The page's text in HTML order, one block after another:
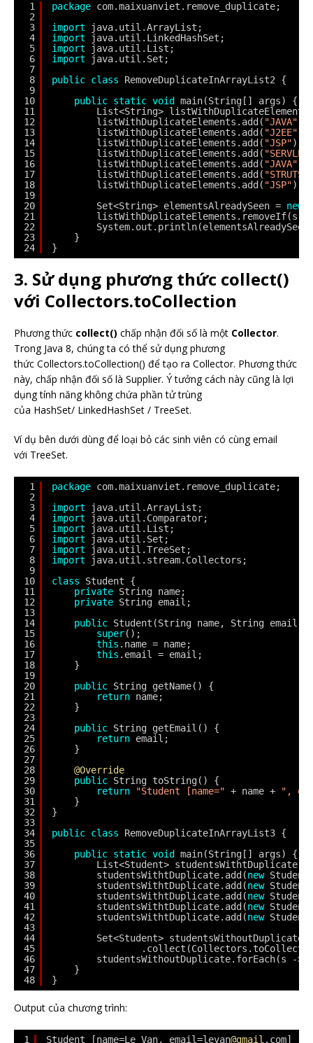
1
2
3
4
5
6
7
8
9
10
11
12
13
14
15
16
17
18
19
20
21
22
23
24
package com.maixuanviet.remove_duplicate;
import
java.util.ArrayList;
import
java.util.LinkedHashSet;
import
java.util.List;
import
java.util.Set;
public class
RemoveDuplicateInArrayList2 {
public static void
main(String[] args) {
List<String>
listWithDuplicateElements.add( "JAVA"
listWithDuplicateElements.add( "J2EE"
listWithDuplicateElements.add( "JSP");
listWithDuplicateElements.add(
listWithDuplicateElements.add( "JAVA"
listWithDuplicateElements.add( "STRUTS"
listWithDuplicateElements.add( "JSP");
Set<String> elementsAlreadySeen = new
listWithDuplicateElements.removeIf(s -
}
}
3. Sử dụng phương thức collect()
với Collectors.toCollection
Phương thức collect() chấp nhận đối số là một Collector.
Trong Java 8, chúng ta có thể sử dụng phương
thức Collectors.toCollection() để tạo ra Collector. Phương thức
này, chấp nhận đối số là Supplier. Ý tưởng cách này cũng là lợi
dụng tính năng không chứa phần tử trùng
của HashSet/ LinkedHashSet / TreeSet.
Ví dụ bên dưới dùng để loại bỏ các sinh viên có cùng email
với TreeSet.
1
2
3
4
5
6
7
8
9
10
11
12
13
14
15
16
17
18
19
20
21
22
23
24
25
26
27
28
29
30
31
32
33
34
35
36
37
38
39
40
41
42
43
44
45
46
47
48
package com.maixuanviet.remove_duplicate;
import
java.util.ArrayList;
import
java.util.Comparator;
import
java.util.List;
import
java.util.Set;
import
java.util.TreeSet;
import
java.util.stream.Collectors;
class
Student {
private String name;
private String email;
public Student(String name, String email)
super();
this .name = name;
this .email = email;
}
public String getName() {
return name;
}
public String getEmail() {
return email;
}
@Override
public String toString() {
return
"Student [name=" + name +
",
}
}
public class
RemoveDuplicateInArrayList3 {
public static void
main(String[] args) {
List<Student> studentsWithtDuplicate
studentsWithtDuplicate.add(new
studentsWithtDuplicate.add(new
studentsWithtDuplicate.add(new
studentsWithtDuplicate.add(new
studentsWithtDuplicate.add(new
Set<Student>
studentsWithoutDuplicate.forEach(s -
}
}
Output của chương trình:
1 Student [name=Le Van, email=levan@gmail .com]